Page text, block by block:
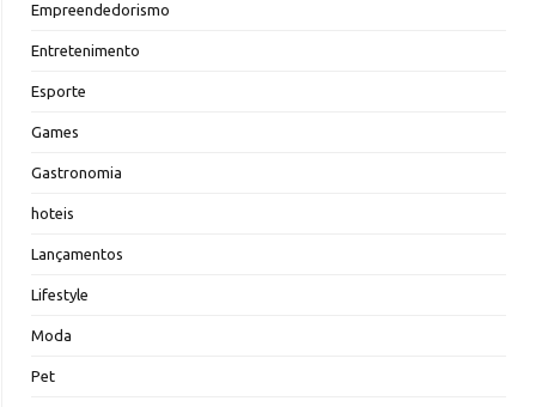
Empreendedorismo
Entretenimento
Esporte
Games
Gastronomia
hoteis
Lançamentos
Lifestyle
Moda
Pet